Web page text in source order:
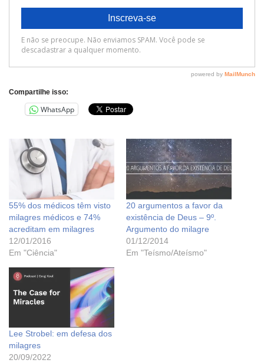
Compartilhe isso:
WhatsApp
55% dos médicos têm visto
milagres médicos e 74%
acreditam em milagres
12/01/2016
Em "Ciência"
20 argumentos a favor da
existência de Deus – 9º.
Argumento do milagre
01/12/2014
Em "Teísmo/Ateísmo"
Lee Strobel: em defesa dos
milagres
20/09/2022